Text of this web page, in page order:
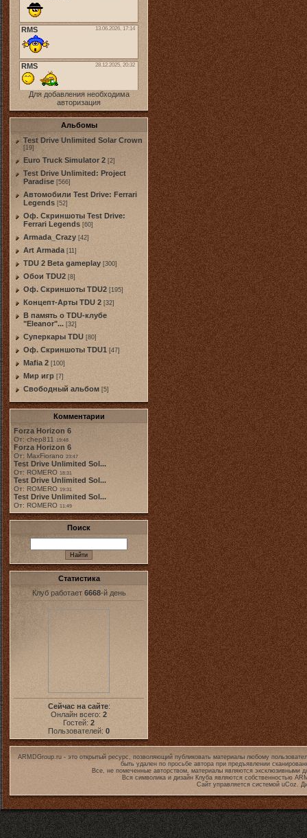
Для добавления необходима
авторизация
Альбомы
Test Drive Unlimited Solar Crown
[19]
Euro Truck Simulator 2 [2]
Test Drive Unlimited: Project
Paradise [566]
Автомобили Test Drive: Ferrari
Legends [52]
Оф. Скриншоты Test Drive:
Ferrari Legends [60]
Armada_Crazy [42]
Art Armada [11]
TDU 2 Beta gameplay [300]
Обои TDU2 [8]
Оф. Скриншоты TDU2 [195]
Концепт-Арты TDU 2 [32]
В память о TDU-клубе
"Eleanor"... [32]
Суперкары TDU [80]
Оф. Скриншоты TDU1 [47]
Mafia 2 [100]
Мир игр [7]
Свободный альбом [5]
Комментарии
Forza Horizon 6
От: chep811 19:48
Forza Horizon 6
От: MaxFiorano 23:47
Test Drive Unlimited Sol...
От: ROMERO 18:31
Test Drive Unlimited Sol...
От: ROMERO 19:31
Test Drive Unlimited Sol...
От: ROMERO 11:49
Поиск
Статистика
Клуб работает 6668-й день
Сейчас на сайте:
Онлайн всего: 2
Гостей: 2
Пользователей: 0
ARMDGroup.ru - это открытый ресурс, позволяющий публиковать материалы любому
быть удален по просьбе автора при предъявлении
Все, не помеченные авторством, материалы являются эксклюзивными
Вся символика и дизайн Клуба являются собственностью
Сайт управляется системой uCoz.